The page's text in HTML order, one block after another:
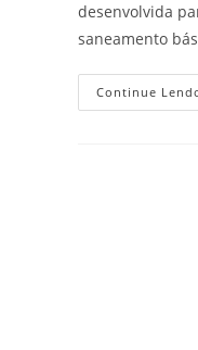
desenvolvida
saneamento
Continue